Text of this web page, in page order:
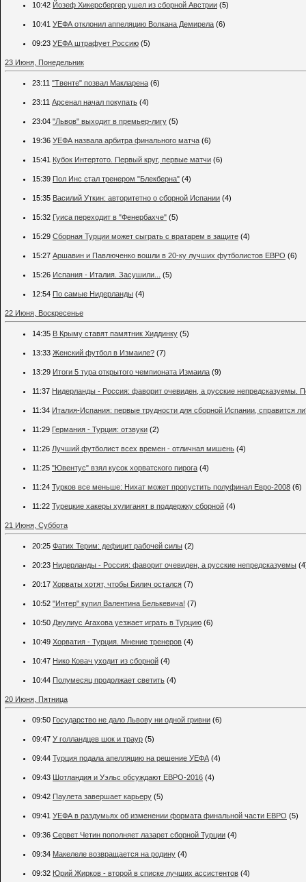
10:42 Йозеф Хикерсбергер ушел из сборной Австрии (5)
10:41 УЕФА отклонил аппеляцию Волкана Демирела (6)
09:23 УЕФА штрафует Россию (5)
23 Июня, Понедельник
23:11 "Твенте" позвал Макларена (6)
23:11 Арсенал начал покупать (4)
23:04 "Львов" выходит в премьер-лигу (5)
19:36 УЕФА назвала арбитра финального матча (6)
15:41 Кубок Интертото. Первый круг, первые матчи (6)
15:39 Пол Инс стал тренером "Блекберна" (4)
15:35 Василий Уткин: авторитетно о сборной Испании (4)
15:32 Гуиса переходит в "Фенербахче" (5)
15:29 Сборная Турции может сыграть с вратарем в защите (4)
15:27 Аршавин и Павлюченко вошли в 20-ку лучших футболистов ЕВРО (6)
15:26 Испания - Италия. Засушили... (5)
12:54 По самые Нидерланды (4)
22 Июня, Воскресенье
14:35 В Крыму ставят памятник Хиддинку (5)
13:33 Женский футбол в Измаиле? (7)
13:29 Итоги 5 тура открытого чемпионата Измаила (9)
11:37 Нидерланды - Россия: фаворит очевиден, а русские непредсказуемы.
11:34 Италия-Испания: первые трудности для сборной Испании, справится
11:29 Германия - Турция: отзвуки (2)
11:26 Лучший футболист всех времен - отличная мишень (4)
11:25 "Ювентус" взял кусок хорватского пирога (4)
11:24 Турков все меньше: Нихат может пропустить полуфинал Евро-2008 (6)
11:22 Турецкие хакеры хулиганят в поддержку сборной (4)
21 Июня, Суббота
20:25 Фатих Терим: дефицит рабочей силы (2)
20:23 Нидерланды - Россия: фаворит очевиден, а русские непредсказуемы
20:17 Хорваты хотят, чтобы Билич остался (7)
10:52 "Интер" купил Валентина Белькевича! (7)
10:50 Джулиус Агахова уезжает играть в Турцию (6)
10:49 Хорватия - Турция. Мнение тренеров (4)
10:47 Нико Ковач уходит из сборной (4)
10:44 Полумесяц продолжает светить (4)
20 Июня, Пятница
09:50 Государство не дало Львову ни одной гривни (6)
09:47 У голландцев шок и траур (5)
09:44 Турция подала апелляцию на решение УЕФА (4)
09:43 Шотландия и Уэльс обсуждают ЕВРО-2016 (4)
09:42 Паулета завершает карьеру (5)
09:41 УЕФА в раздумьях об изменении формата финальной части ЕВРО (5)
09:36 Сервет Четин пополняет лазарет сборной Турции (4)
09:34 Макелеле возвращается на родину (4)
09:32 Юрий Жирков - второй в списке лучших ассистентов (4)